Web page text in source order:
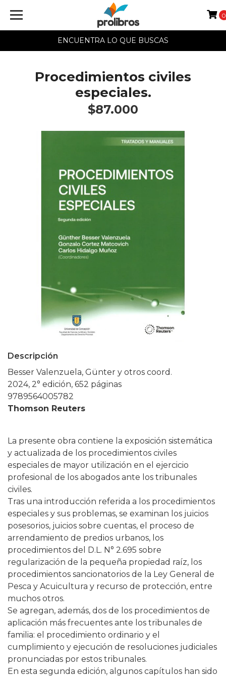
ENCUENTRA LO QUE BUSCAS
0
Procedimientos civiles
especiales.
$87.000
Descripción
Besser Valenzuela, Günter y otros coord.
2024, 2° edición, 652 páginas
9789564005782
Thomson Reuters
La presente obra contiene la exposición sistemática
y actualizada de los procedimientos civiles
especiales de mayor utilización en el ejercicio
profesional de los abogados ante los tribunales
civiles.
Tras una introducción referida a los procedimientos
especiales y sus problemas, se examinan los juicios
posesorios, juicios sobre cuentas, el proceso de
arrendamiento de predios urbanos, los
procedimientos del D.L. N° 2.695 sobre
regularización de la pequeña propiedad raíz, los
procedimientos sancionatorios de la Ley General de
Pesca y Acuicultura y recurso de protección, entre
muchos otros.
Se agregan, además, dos de los procedimientos de
aplicación más frecuentes ante los tribunales de
familia: el procedimiento ordinario y el
cumplimiento y ejecución de resoluciones judiciales
pronunciadas por estos tribunales.
En esta segunda edición, algunos capítulos han sido